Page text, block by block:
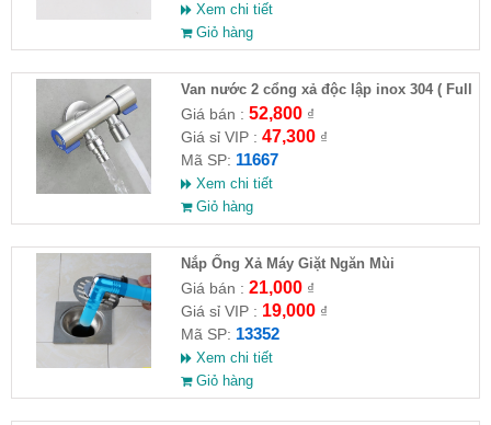
Xem chi tiết
Giỏ hàng
Van nước 2 cổng xả độc lập inox 304 ( Full
VAT )
Giá bán : 52,800₫
Giá sỉ VIP : 47,300₫
Mã SP: 11667
Xem chi tiết
Giỏ hàng
Nắp Ống Xả Máy Giặt Ngăn Mùi
Giá bán : 21,000₫
Giá sỉ VIP : 19,000₫
Mã SP: 13352
Xem chi tiết
Giỏ hàng